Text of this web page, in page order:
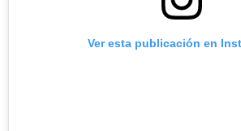
Ver esta publicación en